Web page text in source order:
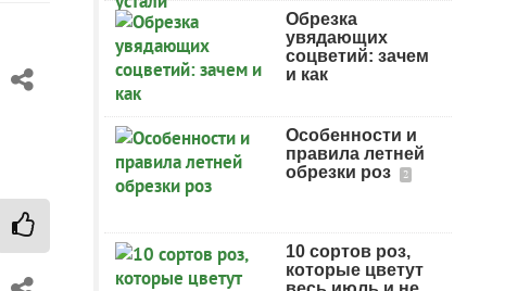
Обрезка
увядающих
соцветий: зачем
и как
Особенности и
правила летней
обрезки роз
2
10 сортов роз,
которые цветут